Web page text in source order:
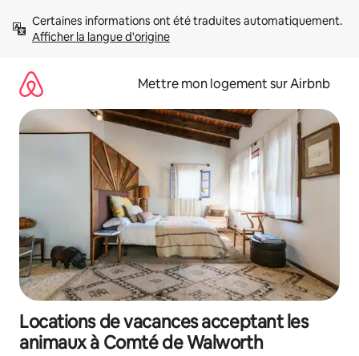
directement
Afficher la langue d'origine
Mettre mon logement sur Airbnb
Locations de vacances acceptant les
animaux à Comté de Walworth